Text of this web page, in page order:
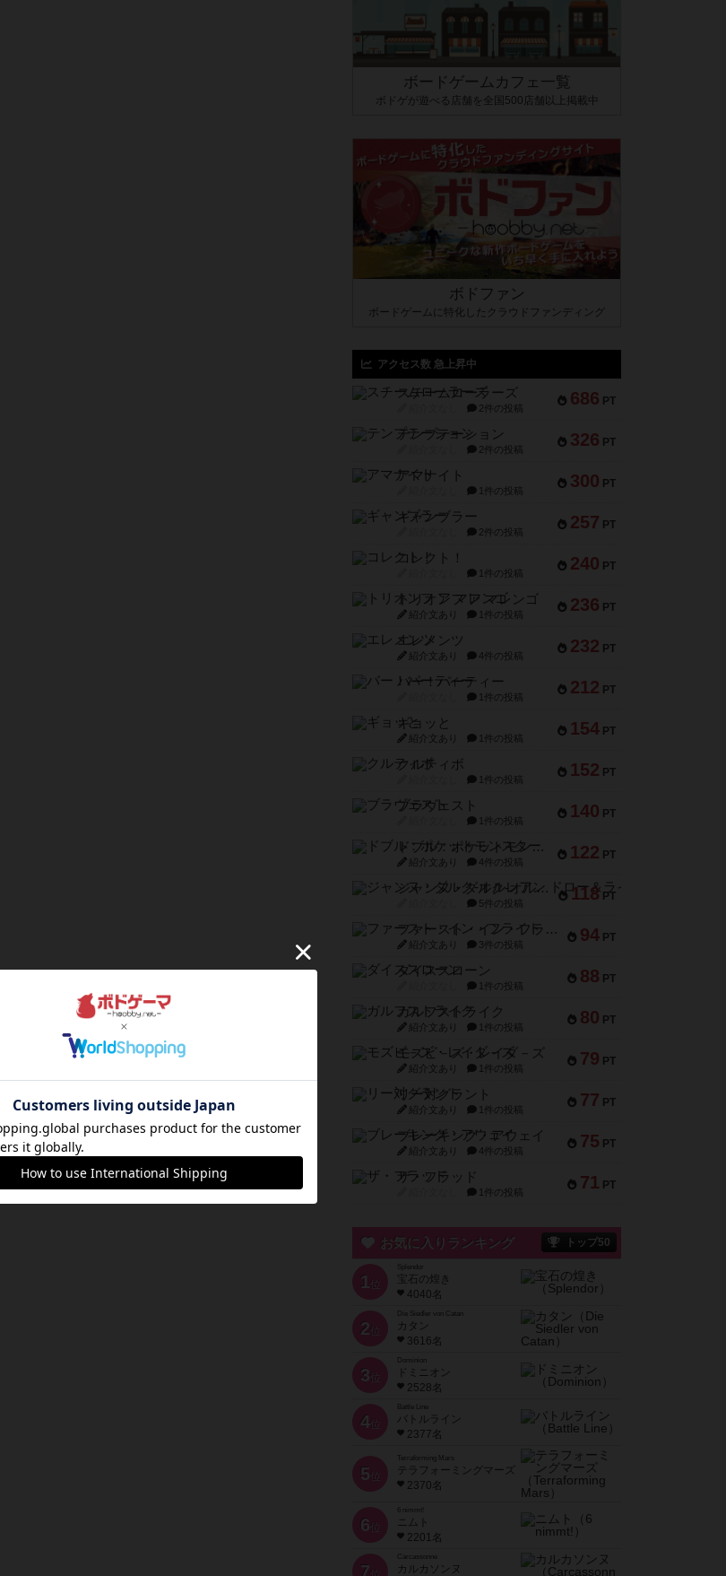
ボードゲームカフェ一覧
ボドゲが遊べる店舗を全国500店舗以上掲載中
ボドファン
ボードゲームに特化したクラウドファンディング
アクセス数 急上昇中
686 PT
スチームローラーズ
2件の投稿
326 PT
テンプテーション
2件の投稿
300 PT
アマナイト
1件の投稿
257 PT
ギャンブラー
2件の投稿
240 PT
コレクト！
1件の投稿
236 PT
トリオンフ ア マレンゴ
紹介文あり 1件の投稿
232 PT
エレメンツ
紹介文あり 4件の投稿
212 PT
バー！パーティー
1件の投稿
154 PT
ギョッと
紹介文あり 1件の投稿
152 PT
クルティボ
1件の投稿
140 PT
ブラヴェスト
1件の投稿
122 PT
ドブル：ポケットモンスター
紹介文あり 4件の投稿
118 PT
ジャンヌ・ダルク-オルレアン ドロー＆ライト
5件の投稿
94 PT
ファースト・イン・フライト
紹介文あり 3件の投稿
88 PT
ダイススローン
1件の投稿
80 PT
ガルフストライク
紹介文あり 1件の投稿
79 PT
モズビ－ズ・レイダ－ズ
紹介文あり 1件の投稿
77 PT
リー対グラント
紹介文あり 1件の投稿
75 PT
ブレーキング・アウェイ
紹介文あり 4件の投稿
71 PT
ザ・フラッド
1件の投稿
お気に入りランキング トップ50
1 位
宝石の煌き
4040名
2 位
Die Siedler von Catan
カタン
3616名
3 位
ドミニオン
2528名
4位
Battle Line
バトルライン
2377名
5 位
Terraforming Mars
テラフォーミングマーズ
2370名
6 位
ニムト
2201名
7
Carcassonne
カルカソンヌ